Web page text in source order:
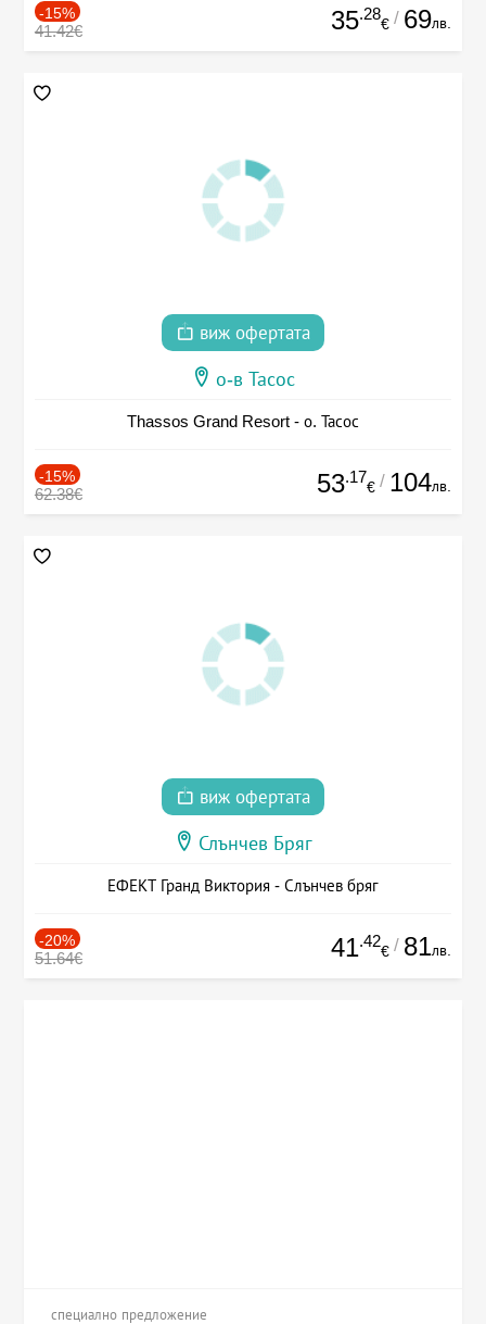
-15%
41.42€ 35.28
€ / 69лв.
виж офертата
о-в Тасос
Thassos Grand Resort - о. Тасос
-15%
62.38€ 53.17
€ / 104лв.
виж офертата
Слънчев Бряг
ЕФЕКТ Гранд Виктория - Слънчев бряг
-20%
51.64€ 41.42
€ / 81лв.
специално предложение